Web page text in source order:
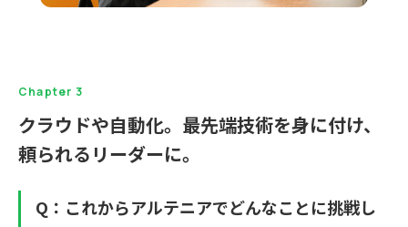
Chapter 3
クラウドや自動化。最先端技術を身に付け、
頼られるリーダーに。
Q：これからアルテニアでどんなことに挑戦し